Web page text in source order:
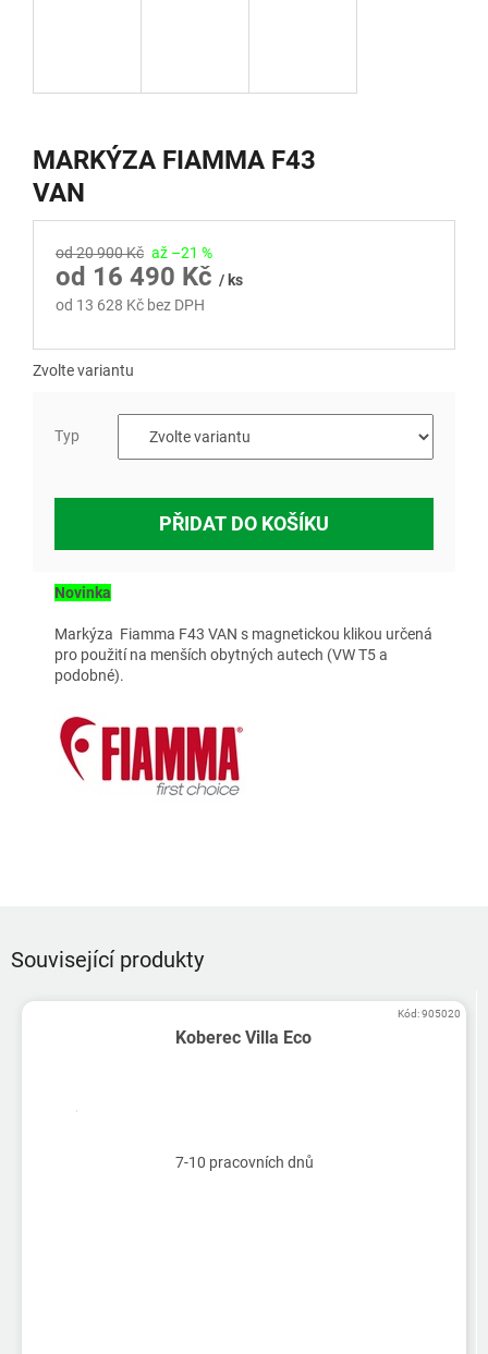
MARKÝZA FIAMMA F43
VAN
od 20 900 Kč až –21 %
od 16 490 Kč / ks
od 13 628 Kč bez DPH
Zvolte variantu
Typ
PŘIDAT DO KOŠÍKU
Novinka
Markýza Fiamma F43 VAN s magnetickou klikou určená
pro použití na menších obytných autech (VW T5 a
podobné).
Související produkty
Koberec Villa Eco
7-10 pracovních dnů
Kód:905020